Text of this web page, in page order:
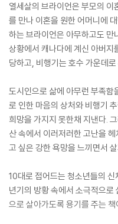
열세살의 브라이언은 부모의 이
를 만나 이혼을 원한 어머니에
하는 브라이언은 아무하고도 만
상황에서 캐나다에 계신 아버지
당하고, 비행기는 호수 가운데
도시인으로 삶에 아무런 부족함
로 인한 마음의 상처와 비행기
희망을 가지지 못한채 지낸다.
산 속에서 이러저러한 고난을
고 싶은 강한 욕망을 느끼면서
10대로 접어드는 청소년들의
년기의 방황 속에서 소극적으
으로 살아가도록 용기를 주는 책